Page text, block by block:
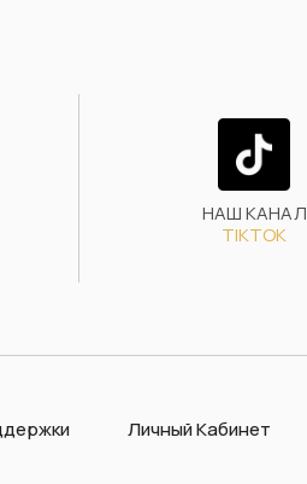
НАШ КАНАЛ
TIKTOK
Личный Кабинет